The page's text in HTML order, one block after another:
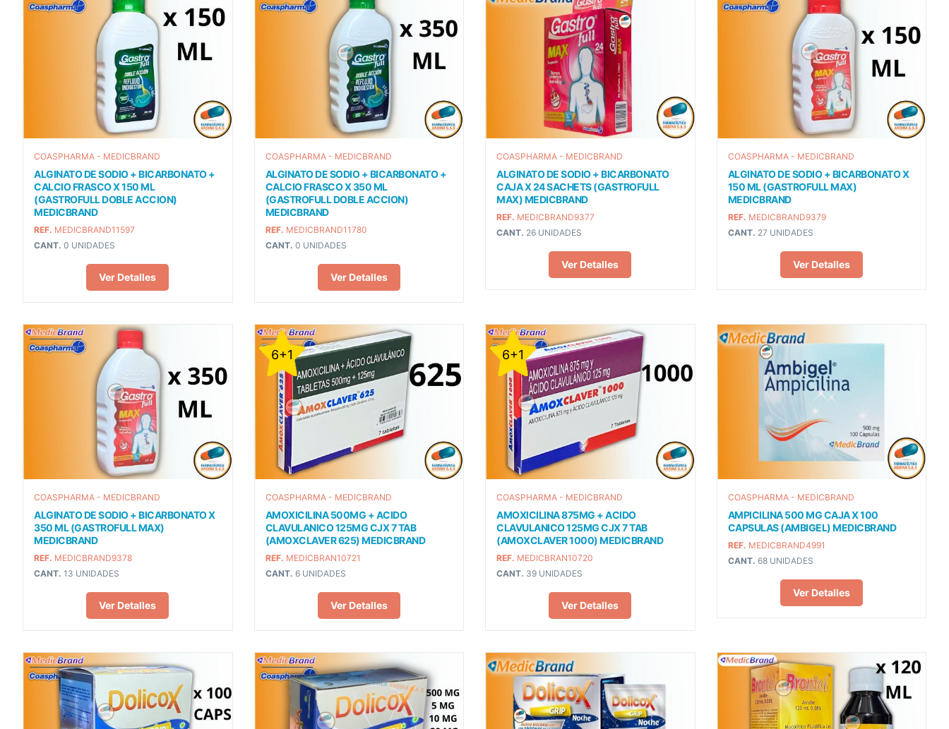
COASPHARMA - MEDICBRAND
ALGINATO DE SODIO + BICARBONATO +
CALCIO FRASCO X 150 ML
(GASTROFULL DOBLE ACCION)
MEDICBRAND
REF. MEDICBRAND11597
CANT. 0 UNIDADES
Ver Detalles
COASPHARMA - MEDICBRAND
ALGINATO DE SODIO + BICARBONATO +
CALCIO FRASCO X 350 ML
(GASTROFULL DOBLE ACCION)
MEDICBRAND
REF. MEDICBRAND11780
CANT. 0 UNIDADES
Ver Detalles
COASPHARMA - MEDICBRAND
ALGINATO DE SODIO + BICARBONATO
CAJA X 24 SACHETS (GASTROFULL
MAX) MEDICBRAND
REF. MEDICBRAND9377
CANT. 26 UNIDADES
Ver Detalles
COASPHARMA - MEDICBRAND
ALGINATO DE SODIO + BICARBONATO X
150 ML (GASTROFULL MAX)
MEDICBRAND
REF. MEDICBRAND9379
CANT. 27 UNIDADES
Ver Detalles
COASPHARMA - MEDICBRAND
ALGINATO DE SODIO + BICARBONATO X
350 ML (GASTROFULL MAX)
MEDICBRAND
REF. MEDICBRAND9378
CANT. 13 UNIDADES
Ver Detalles
6+1
COASPHARMA - MEDICBRAND
AMOXICILINA 500MG + ACIDO
CLAVULANICO 125MG CJX 7 TAB
(AMOXCLAVER 625) MEDICBRAND
REF. MEDICBRAN10721
CANT. 6 UNIDADES
Ver Detalles
6+1
COASPHARMA - MEDICBRAND
AMOXICILINA 875MG + ACIDO
CLAVULANICO 125MG CJX 7 TAB
(AMOXCLAVER 1000) MEDICBRAND
REF. MEDICBRAN10720
CANT. 39 UNIDADES
Ver Detalles
COASPHARMA - MEDICBRAND
AMPICILINA 500 MG CAJA X 100
CAPSULAS (AMBIGEL) MEDICBRAND
REF. MEDICBRAND4991
CANT. 68 UNIDADES
Ver Detalles